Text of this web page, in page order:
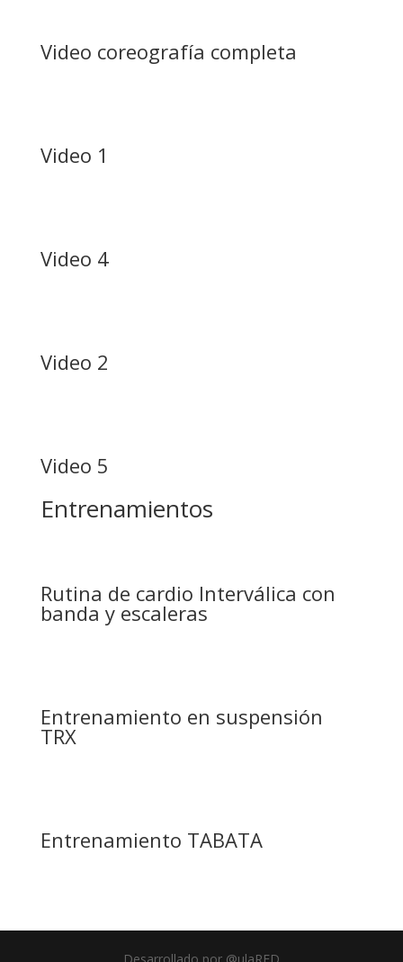
Video coreografía completa
Video 1
Video 4
Video 2
Video 5
Entrenamientos
Rutina de cardio Interválica con
banda y escaleras
Entrenamiento en suspensión
TRX
Entrenamiento TABATA